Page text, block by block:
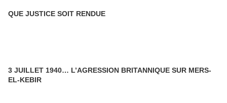
QUE JUSTICE SOIT RENDUE
3 JUILLET 1940… L’AGRESSION BRITANNIQUE SUR MERS-
EL-KEBIR